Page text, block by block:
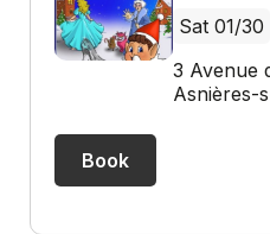
Sat 01/30
3 Avenue
Asnières-
Book